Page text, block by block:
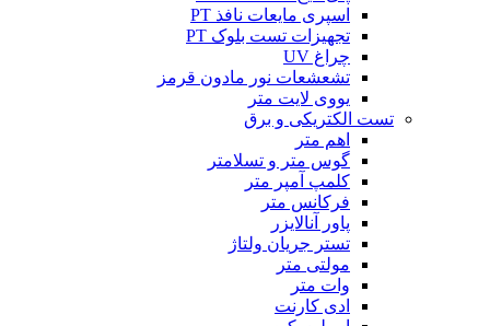
اسپری مایعات نافذ PT
تجهیزات تست بلوک PT
چراغ UV
تشعشعات نور مادون قرمز
یووی لایت متر
تست الکتریکی و برق
اهم متر
گوس متر و تسلامتر
کلمپ آمپر متر
فرکانس متر
پاور آنالایزر
تستر جریان ولتاژ
مولتی متر
وات متر
ادی کارنت